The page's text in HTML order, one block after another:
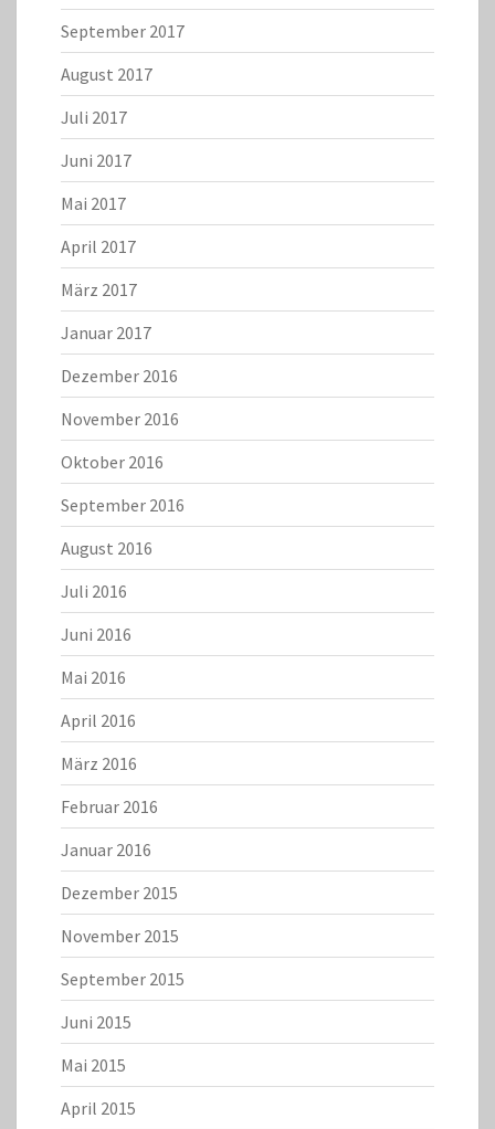
September 2017
August 2017
Juli 2017
Juni 2017
Mai 2017
April 2017
März 2017
Januar 2017
Dezember 2016
November 2016
Oktober 2016
September 2016
August 2016
Juli 2016
Juni 2016
Mai 2016
April 2016
März 2016
Februar 2016
Januar 2016
Dezember 2015
November 2015
September 2015
Juni 2015
Mai 2015
April 2015